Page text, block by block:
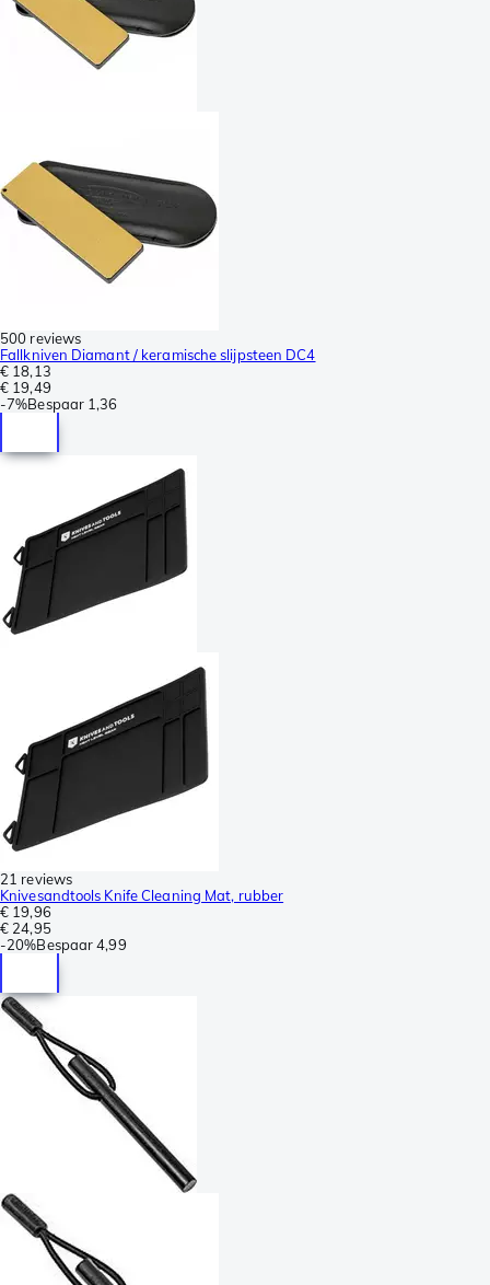
500 reviews
Fallkniven Diamant / keramische slijpsteen DC4
€ 18,13
€ 19,49
-7%Bespaar 1,36
21 reviews
Knivesandtools Knife Cleaning Mat, rubber
€ 19,96
€ 24,95
-20%Bespaar 4,99